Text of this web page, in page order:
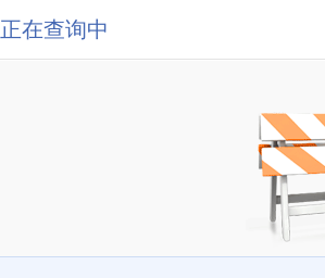
正在查询中